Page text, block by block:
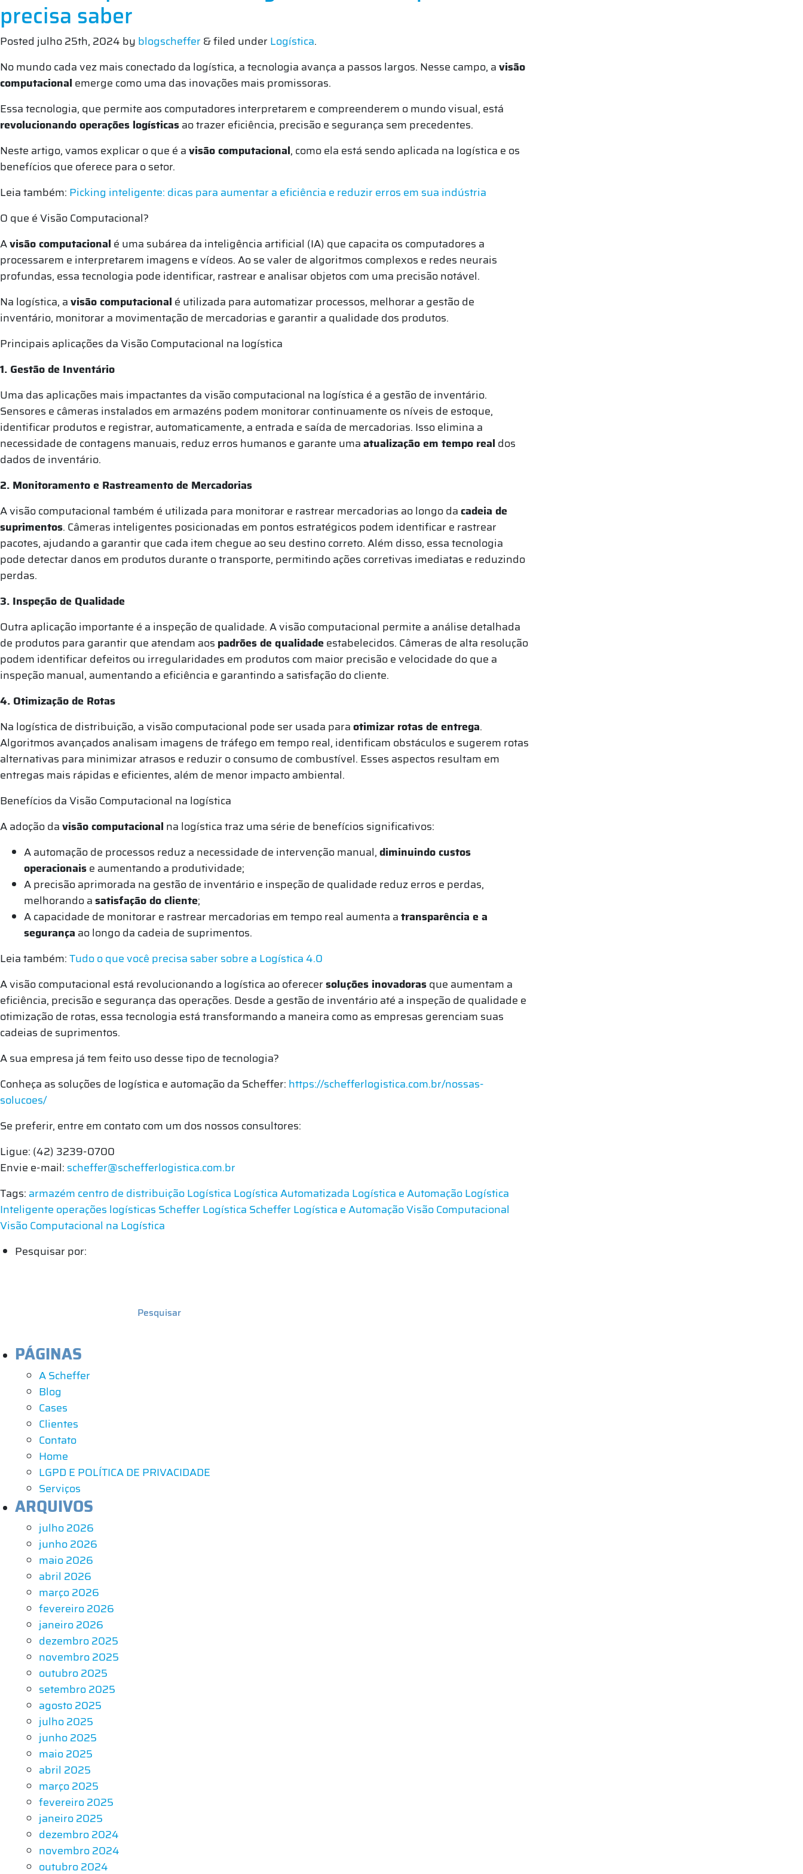
precisa saber
Posted julho 25th, 2024 by blogscheffer&filed underLogística.
No mundo cada vez mais conectado da logística, a tecnologia avança a passos largos. Nesse campo, avisão
computacional emerge como uma das inovações mais promissoras.
Essa tecnologia, que permite aos computadores interpretarem e compreenderem o mundo visual, está
revolucionando operações logísticasao trazer eficiência, precisão e segurança sem precedentes.
Neste artigo, vamos explicar o que é avisão computacional, como ela está sendo aplicada na logística e os
benefícios que oferece para o setor.
Leia também: Picking inteligente: dicas para aumentar a eficiência e reduzir erros em sua indústria
O que é Visão Computacional?
Avisão computacional é uma subárea da inteligência artificial (IA) que capacita os computadores a
processarem e interpretarem imagens e vídeos. Ao se valer de algoritmos complexos e redes neurais
profundas, essa tecnologia pode identificar, rastrear e analisar objetos com uma precisão notável.
Na logística, avisão computacional é utilizada para automatizar processos, melhorar a gestão de
inventário, monitorar a movimentação de mercadorias e garantir a qualidade dos produtos.
Principais aplicações da Visão Computacional na logística
1. Gestão de Inventário
Uma das aplicações mais impactantes da visão computacional na logística é a gestão de inventário.
Sensores e câmeras instalados em armazéns podem monitorar continuamente os níveis de estoque,
identificar produtos e registrar, automaticamente, a entrada e saída de mercadorias. Isso elimina a
necessidade de contagens manuais, reduz erros humanos e garante umaatualização em tempo real dos
dados de inventário.
2. Monitoramento e Rastreamento de Mercadorias
A visão computacional também é utilizada para monitorar e rastrear mercadorias ao longo dacadeia de
suprimentos. Câmeras inteligentes posicionadas em pontos estratégicos podem identificar e rastrear
pacotes, ajudando a garantir que cada item chegue ao seu destino correto. Além disso, essa tecnologia
pode detectar danos em produtos durante o transporte, permitindo ações corretivas imediatas e reduzindo
perdas.
3. Inspeção de Qualidade
Outra aplicação importante é a inspeção de qualidade. A visão computacional permite a análise detalhada
de produtos para garantir que atendam aos padrões de qualidadeestabelecidos. Câmeras de alta resolução
podem identificar defeitos ou irregularidades em produtos com maior precisão e velocidade do que a
inspeção manual, aumentando a eficiência e garantindo a satisfação do cliente.
4. Otimização de Rotas
Na logística de distribuição, a visão computacional pode ser usada paraotimizar rotas de entrega.
Algoritmos avançados analisam imagens de tráfego em tempo real, identificam obstáculos e sugerem rotas
alternativas para minimizar atrasos e reduzir o consumo de combustível. Esses aspectos resultam em
entregas mais rápidas e eficientes, além de menor impacto ambiental.
Benefícios da Visão Computacional na logística
A adoção davisão computacional na logística traz uma série de benefícios significativos:
A automação de processos reduz a necessidade de intervenção manual,diminuindo custos
operacionaise aumentando a produtividade;
A precisão aprimorada na gestão de inventário e inspeção de qualidade reduz erros e perdas,
melhorando asatisfação do cliente;
A capacidade de monitorar e rastrear mercadorias em tempo real aumenta atransparência e a
segurança ao longo da cadeia de suprimentos.
Leia também:Tudo o que você precisa saber sobre a Logística 4.0
A visão computacional está revolucionando a logística ao oferecersoluções inovadorasque aumentam a
eficiência, precisão e segurança das operações. Desde a gestão de inventário até a inspeção de qualidade e
otimização de rotas, essa tecnologia está transformando a maneira como as empresas gerenciam suas
cadeias de suprimentos.
A sua empresa já tem feito uso desse tipo de tecnologia?
Conheça as soluções de logística e automação da Scheffer: https://schefferlogistica.com.br/nossas-
solucoes/
Se preferir, entre em contato com um dos nossos consultores:
Ligue: (42) 3239-0700
Envie e-mail: scheffer@schefferlogistica.com.br
Tags: armazém centro de distribuiçãoLogística Logística Automatizada Logística e AutomaçãoLogística
Inteligente operações logísticas Scheffer Logística Scheffer Logística e AutomaçãoVisão Computacional
Visão Computacional na Logística
Pesquisar por:
PÁGINAS
A Scheffer
Blog
Cases
Clientes
Contato
Home
LGPD E POLÍTICA DE PRIVACIDADE
Serviços
ARQUIVOS
julho 2026
junho 2026
maio 2026
abril 2026
março 2026
fevereiro 2026
janeiro 2026
dezembro 2025
novembro 2025
outubro 2025
setembro 2025
agosto 2025
julho 2025
junho 2025
maio 2025
abril 2025
março 2025
fevereiro 2025
janeiro 2025
dezembro 2024
novembro 2024
outubro 2024